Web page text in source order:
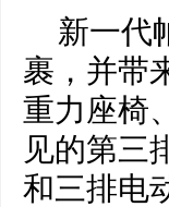
新一代
裹，并带
重力座椅
见的第三
和三排电